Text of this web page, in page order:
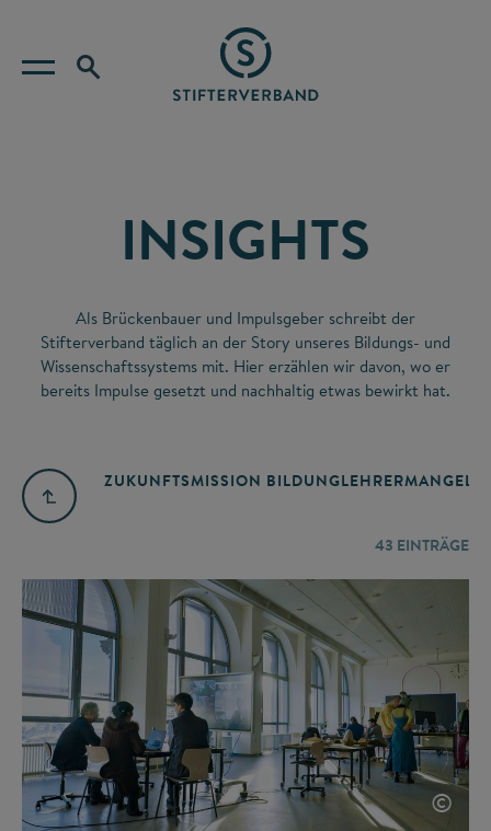
INSIGHTS
Als Brückenbauer und Impulsgeber schreibt der
Stifterverband täglich an der Story unseres Bildungs- und
Wissenschaftssystems mit. Hier erzählen wir davon, wo er
bereits Impulse gesetzt und nachhaltig etwas bewirkt hat.
ZUKUNFTSMISSION BILDUNGLEHRERMANGEL
43 EINTRÄGE
©